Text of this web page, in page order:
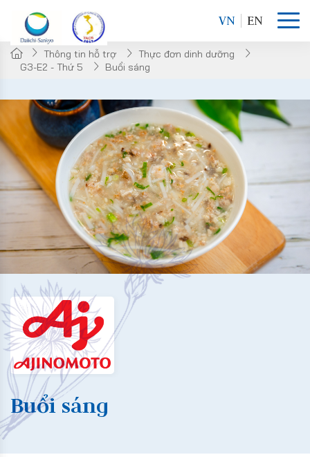
VN EN
Thông tin hỗ trợ
Thực đơn dinh dưỡng
G3-E2 - Thứ 5
Buổi sáng
Buổi sáng